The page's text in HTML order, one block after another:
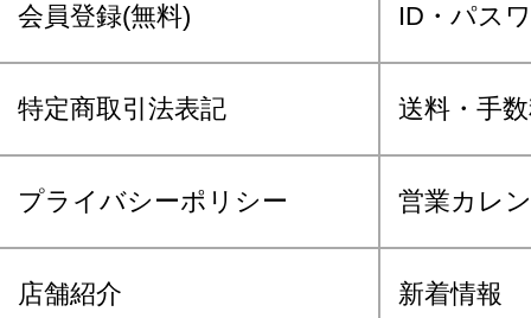
会員登録(無料) ID・パス
特定商取引法表記 送料・手
プライバシーポリシー 営業カレ
店舗紹介 新着情報